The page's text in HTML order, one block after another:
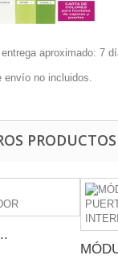
aproximado: 7
envío no incluidos.